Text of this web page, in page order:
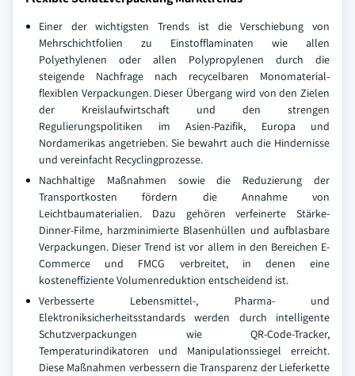
Einer der wichtigsten Trends ist die Verschiebung von
Mehrschichtfolien zu Einstofflaminaten wie allen
Polyethylenen oder allen Polypropylenen durch die
steigende Nachfrage nach recycelbaren Monomaterial-
flexiblen Verpackungen. Dieser Übergang wird von den Zielen
der Kreislaufwirtschaft und den strengen
Regulierungspolitiken im Asien-Pazifik, Europa und
Nordamerikas angetrieben. Sie bewahrt auch die Hindernisse
und vereinfacht Recyclingprozesse.
Nachhaltige Maßnahmen sowie die Reduzierung der
Transportkosten fördern die Annahme von
Leichtbaumaterialien. Dazu gehören verfeinerte Stärke-
Dinner-Filme, harzminimierte Blasenhüllen und aufblasbare
Verpackungen. Dieser Trend ist vor allem in den Bereichen E-
Commerce und FMCG verbreitet, in denen eine
kosteneffiziente Volumenreduktion entscheidend ist.
Verbesserte Lebensmittel-, Pharma- und
Elektroniksicherheitsstandards werden durch intelligente
Schutzverpackungen wie QR-Code-Tracker,
Temperaturindikatoren und Manipulationssiegel erreicht.
Diese Maßnahmen verbessern die Transparenz der Lieferkette